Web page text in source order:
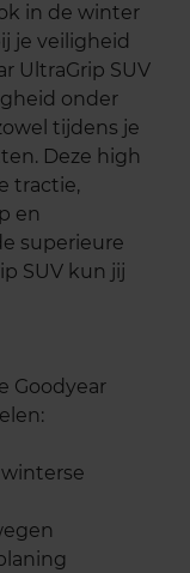
in de winter
je veiligheid
UltraGrip SUV
onder
tijdens je
Deze high
tractie,
en
superieure
SUV kun jij
Goodyear